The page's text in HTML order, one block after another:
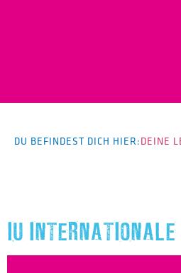
DU BEFINDEST DICH HIER:DEINE
IU